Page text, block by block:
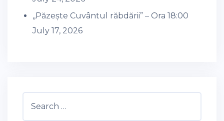
,,Păzește Cuvântul răbdării” – Ora 18:00
July 17, 2026